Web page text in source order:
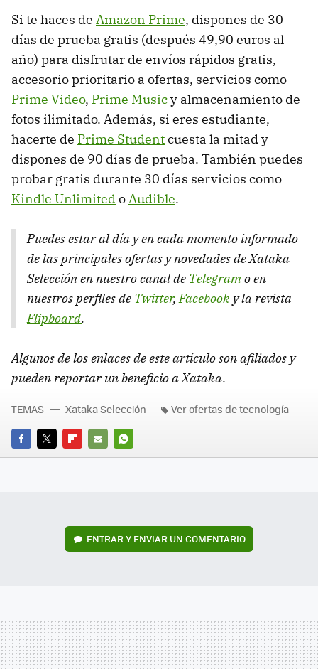
Si te haces de Amazon Prime, dispones de 30
días de prueba gratis (después 49,90 euros al
año) para disfrutar de envíos rápidos gratis,
accesorio prioritario a ofertas, servicios como
Prime Video, Prime Musicy almacenamiento de
fotos ilimitado. Además, si eres estudiante,
hacerte de Prime Studentcuesta la mitad y
dispones de 90 días de prueba. También puedes
probar gratis durante 30 días servicios como
Kindle UnlimitedoAudible.
Puedes estar al día y en cada momento informado
de las principales ofertas y novedades de Xataka
Selección en nuestro canal de Telegramo en
nuestros perfiles de Twitter,Facebook y la revista
Flipboard.
Algunos de los enlaces de este artículo son afiliados y
pueden reportar un beneficio a Xataka.
FACEBOOK
TWITTERFLIPBOARD
E-
WHATSAPP
TEMAS Xataka Selección Ver ofertas de tecnología
ENTRAR Y ENVIAR UN COMENTARIO